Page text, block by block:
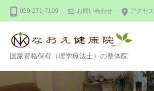
ン
へ
ス
059-271-7109 お問い合わせ アクセス
整
体
な
国家資格保有（理学療法士）の整体院
体
な
お
え
健
康
院